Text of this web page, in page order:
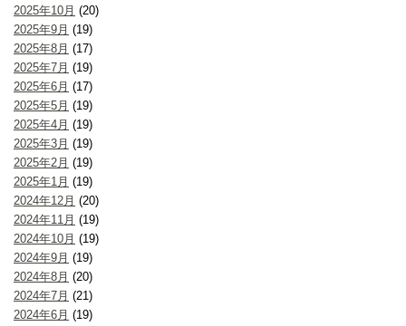
2025年10月 (20)
2025年9月 (19)
2025年8月 (17)
2025年7月 (19)
2025年6月 (17)
2025年5月 (19)
2025年4月 (19)
2025年3月 (19)
2025年2月 (19)
2025年1月 (19)
2024年12月 (20)
2024年11月 (19)
2024年10月 (19)
2024年9月 (19)
2024年8月 (20)
2024年7月 (21)
2024年6月 (19)